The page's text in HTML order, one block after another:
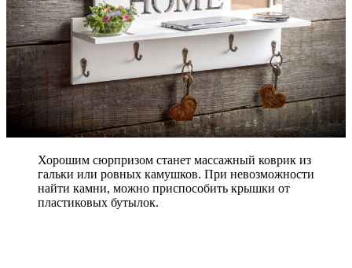
Хорошим сюрпризом станет массажный коврик из
гальки или ровных камушков. При невозможности
найти камни, можно приспособить крышки от
пластиковых бутылок.